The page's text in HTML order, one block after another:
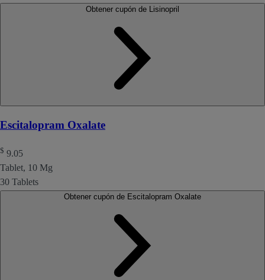
Escitalopram Oxalate
$ 9.05
Tablet, 10 Mg
30 Tablets